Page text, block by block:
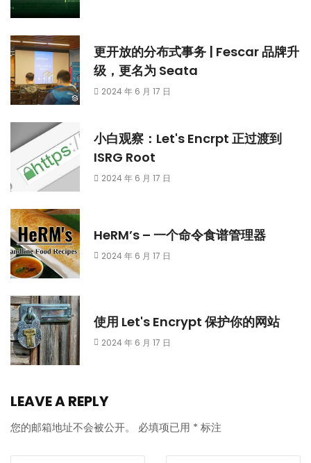
更开放的分布式事务 | Fescar 品牌升
级，更名为 Seata
2024 年 6 月 17 日
小白观察：Let's Encrpt 正过渡到
ISRG Root
2024 年 6 月 17 日
HeRM’s – 一个命令食谱管理器
2024 年 6 月 17 日
使用 Let's Encrypt 保护你的网站
2024 年 6 月 17 日
LEAVE A REPLY
您的邮箱地址不会被公开。 必填项已用 * 标注